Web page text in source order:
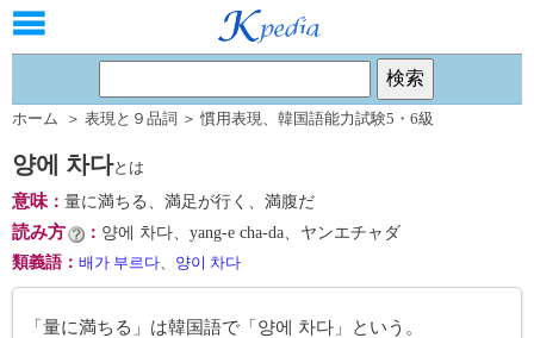
ホーム ＞ 表現と９品詞 ＞ 慣用表現、 韓国語能力試験5・6級
양에 차다とは
意味： 量に満ちる、満足が行く、満腹だ
読み方 ： 양에 차다、yang-e cha-da、ヤンエチャダ
類義語 ： 배가 부르다、 양이 차다
「量に満ちる」は韓国語で「양에 차다」という。